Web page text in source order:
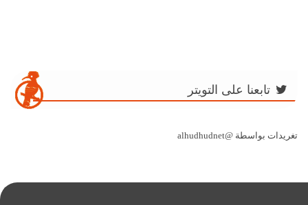
تابعنا على التويتر
تغريدات بواسطة @alhudhudnet